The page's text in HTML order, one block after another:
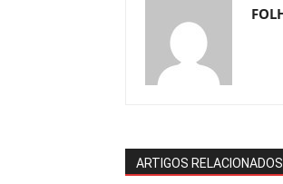
ARTIGOS RELACIONADOS